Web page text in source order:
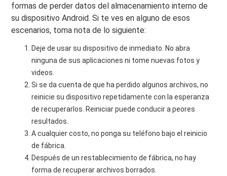
formas de perder datos del almacenamiento interno de
su dispositivo Android. Si te ves en alguno de esos
escenarios, toma nota de lo siguiente:
Deje de usar su dispositivo de inmediato. No abra
ninguna de sus aplicaciones ni tome nuevas fotos y
videos.
Si se da cuenta de que ha perdido algunos archivos, no
reinicie su dispositivo repetidamente con la esperanza
de recuperarlos. Reiniciar puede conducir a peores
resultados.
A cualquier costo, no ponga su teléfono bajo el reinicio
de fábrica.
Después de un restablecimiento de fábrica, no hay
forma de recuperar archivos borrados.